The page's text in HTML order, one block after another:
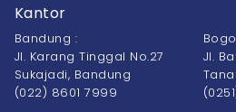
Kantor
Bandung :
Jl. Karang Tinggal No.27
Sukajadi, Bandung
(022) 8601 7999
Jl.